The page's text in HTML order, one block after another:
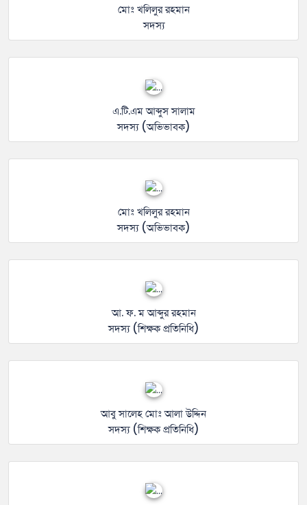
মোঃ খলিলুর রহমান
সদস্য
এ.টি.এম আব্দুস সালাম
সদস্য (অভিভাবক)
মোঃ খলিলুর রহমান
সদস্য (অভিভাবক)
আ. ফ. ম আব্দুর রহমান
সদস্য (শিক্ষক প্রতিনিধি)
আবু সালেহ মোঃ আলা উদ্দিন
সদস্য (শিক্ষক প্রতিনিধি)